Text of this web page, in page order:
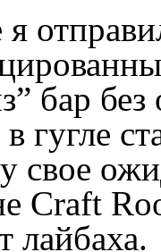
бар
гугле
свое
Craft
лайбаха.